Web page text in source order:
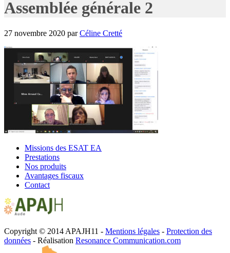
Assemblée générale 2
27 novembre 2020 parCéline Cretté
Missions des ESAT EA
Prestations
Nos produits
Avantages fiscaux
Contact
Copyright © 2014 APAJH11 - Mentions légales - Protection des
données - Réalisation Resonance Communication.com